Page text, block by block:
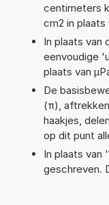
centimeters
cm2 in plaats
In plaats van
eenvoudige
plaats van
De
(π),
haakjes,
op dit punt
In plaats van
geschreven.